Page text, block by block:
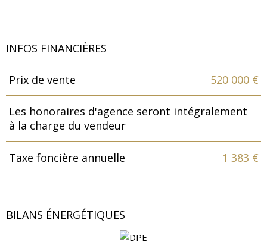
INFOS FINANCIÈRES
Caractéristiques
Prix de vente 520 000 €
Les honoraires d'agence seront intégralement
à la charge du vendeur
Taxe foncière annuelle 1 383 €
BILANS ÉNERGÉTIQUES